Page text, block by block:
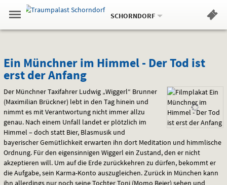
Springe
zum
,zum
.
Navigation
Gehe
zur
Standortauswahl
Standort:
SCHORNDORF.
Hinweis
Ein
Münchner
im
Himmel
-
Der
Tod
Ein Münchner im Himmel - Der Tod ist
erst der Anfang
Der Münchner Taxifahrer Ludwig „Wiggerl“ Brunner
(Maximilian Brückner) lebt in den Tag hinein und
nimmt es mit Verantwortung nicht immer allzu
genau. Nach einem Unfall landet er plötzlich im
Himmel – doch statt Bier, Blasmusik und
bayerischer Gemütlichkeit erwarten ihn dort Meditation und himmlische
Ordnung. Für den eigensinnigen Wiggerl ein Zustand, den er nicht
akzeptieren will. Um auf die Erde zurückkehren zu dürfen, bekommt er
die Aufgabe, sein Karma-Konto auszugleichen. Zurück in München kann
ihn allerdings nur noch seine Tochter Toni (Momo Beier) sehen und